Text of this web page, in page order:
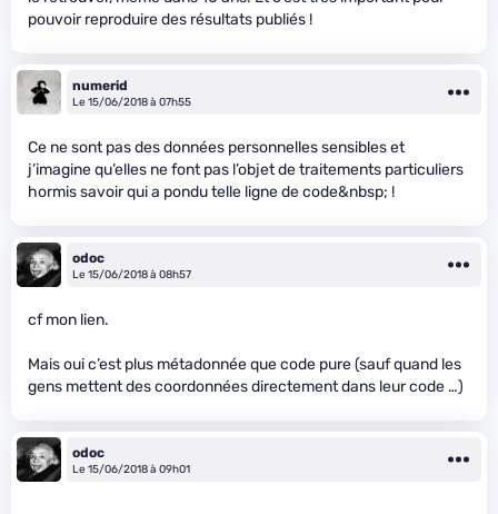
pouvoir reproduire des résultats publiés !
numerid
Le 15/06/2018 à 07h55
Ce ne sont pas des données personnelles sensibles et
j’imagine qu’elles ne font pas l’objet de traitements particuliers
hormis savoir qui a pondu telle ligne de code&nbsp; !
odoc
Le 15/06/2018 à 08h57
cf mon lien.
Mais oui c’est plus métadonnée que code pure (sauf quand les
gens mettent des coordonnées directement dans leur code …)
odoc
Le 15/06/2018 à 09h01